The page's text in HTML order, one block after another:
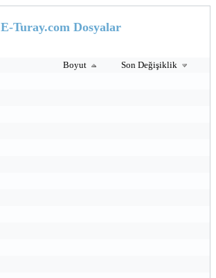
E-Turay.com Dosyalar
Boyut
Son Değişiklik